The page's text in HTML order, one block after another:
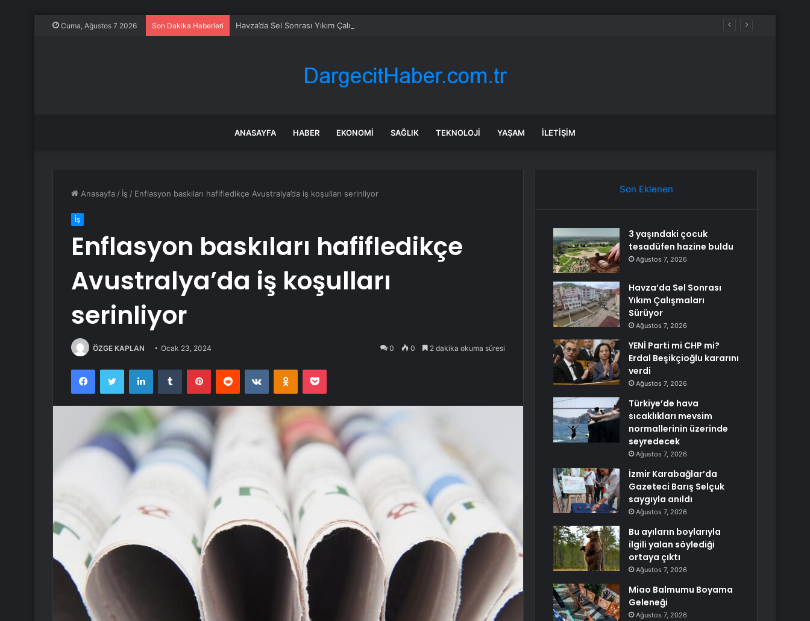
Cuma, Ağustos 7 2026 Son Dakika Haberleri Havza’da Sel Sonrası Yıkım Çalışmaları Sürüyor
ANASAYFA HABER EKONOMI SAĞLIK TEKNOLOJI YAŞAM İLETIŞIM
Anasayfa / İş / Enflasyon baskıları hafifledikçe Avustralya’da iş koşulları serinliyor
İş
Enflasyon baskıları hafifledikçe
Avustralya’da iş koşulları
serinliyor
ÖZGE KAPLAN Ocak 23, 2024 0 0 2 dakika okuma süresi
FacebookTwitter LinkedInTumblr PinterestReddit VKontakteOdnoklassniki
Pocket
Son Eklenen
3 yaşındaki çocuk
tesadüfen hazine buldu
Ağustos 7, 2026
Havza’da Sel Sonrası
Yıkım Çalışmaları
Sürüyor
Ağustos 7, 2026
YENİ Parti mi CHP mi?
Erdal Beşikçioğlu kararını
verdi
Ağustos 7, 2026
Türkiye’de hava
sıcaklıkları mevsim
normallerinin üzerinde
seyredecek
Ağustos 7, 2026
İzmir Karabağlar’da
Gazeteci Barış Selçuk
saygıyla anıldı
Ağustos 7, 2026
Bu ayıların boylarıyla
ilgili yalan söylediği
ortaya çıktı
Ağustos 7, 2026
Miao Balmumu Boyama
Geleneği
Ağustos 7, 2026